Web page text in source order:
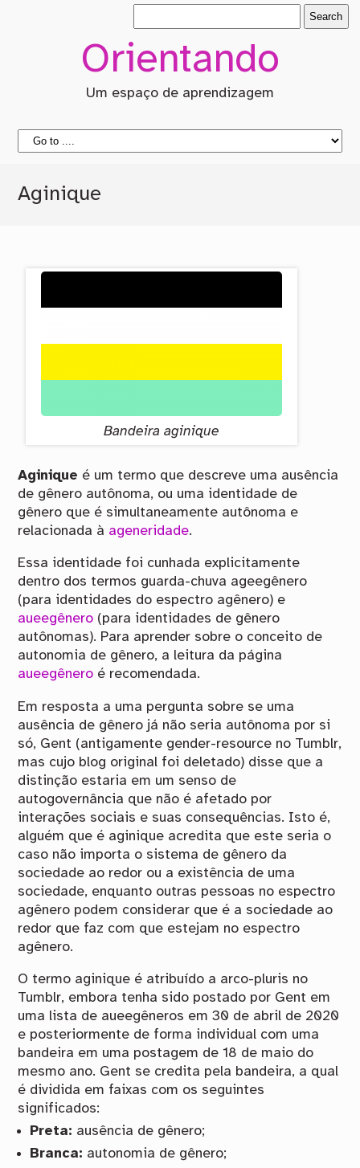
Orientando
Um espaço de aprendizagem
Aginique
Bandeira aginique
Aginique é um termo que descreve uma ausência
de gênero autônoma, ou uma identidade de
gênero que é simultaneamente autônoma e
relacionada à ageneridade.
Essa identidade foi cunhada explicitamente
dentro dos termos guarda-chuva ageegênero
(para identidades do espectro agênero) e
aueegênero (para identidades de gênero
autônomas). Para aprender sobre o conceito de
autonomia de gênero, a leitura da página
aueegênero é recomendada.
Em resposta a uma pergunta sobre se uma
ausência de gênero já não seria autônoma por si
só, Gent (antigamente gender-resource no Tumblr,
mas cujo blog original foi deletado) disse que a
distinção estaria em um senso de
autogovernância que não é afetado por
interações sociais e suas consequências. Isto é,
alguém que é aginique acredita que este seria o
caso não importa o sistema de gênero da
sociedade ao redor ou a existência de uma
sociedade, enquanto outras pessoas no espectro
agênero podem considerar que é a sociedade ao
redor que faz com que estejam no espectro
agênero.
O termo aginique é atribuído a arco-pluris no
Tumblr, embora tenha sido postado por Gent em
uma lista de aueegêneros em 30 de abril de 2020
e posteriormente de forma individual com uma
bandeira em uma postagem de 18 de maio do
mesmo ano. Gent se credita pela bandeira, a qual
é dividida em faixas com os seguintes
significados:
Preta: ausência de gênero;
Branca: autonomia de gênero;